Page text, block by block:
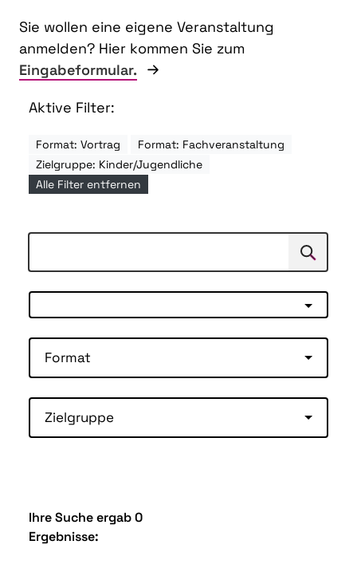
Sie wollen eine eigene Veranstaltung
anmelden? Hier kommen Sie zum
Eingabeformular.
Aktive Filter:
Format: Vortrag
Format: Fachveranstaltung
Zielgruppe: Kinder/Jugendliche
Alle Filter entfernen
Suchen
Format
Zielgruppe
Ihre Suche ergab 0
Ergebnisse: